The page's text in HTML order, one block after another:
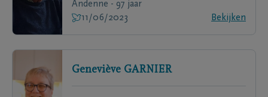
Andenne - 97 jaar
11/06/2023
Bekijken
Geneviève GARNIER